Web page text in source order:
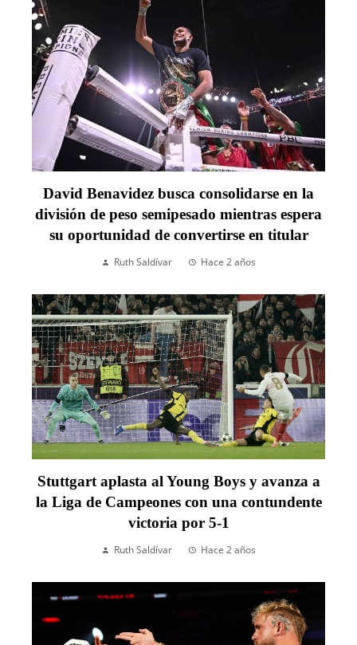
David Benavidez busca consolidarse en la
división de peso semipesado mientras espera
su oportunidad de convertirse en titular
Ruth Saldívar Hace 2 años
Stuttgart aplasta al Young Boys y avanza a
la Liga de Campeones con una contundente
victoria por 5-1
Ruth Saldívar Hace 2 años